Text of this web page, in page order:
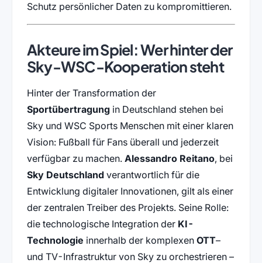
Schutz persönlicher Daten zu kompromittieren.
Akteure im Spiel: Wer hinter der
Sky-WSC-Kooperation steht
Hinter der Transformation der
Sportübertragungin Deutschland stehen bei
Sky und WSC Sports Menschen mit einer klaren
Vision: Fußball für Fans überall und jederzeit
verfügbar zu machen. Alessandro Reitano, bei
Sky Deutschland verantwortlich für die
Entwicklung digitaler Innovationen, gilt als einer
der zentralen Treiber des Projekts. Seine Rolle:
die technologische Integration der KI-
Technologie innerhalb der komplexen OTT–
und TV-Infrastruktur von Sky zu orchestrieren –